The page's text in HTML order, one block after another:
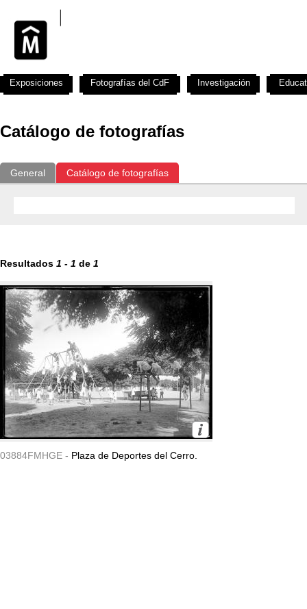
Catálogo de fotografías
General Catálogo de fotografías
Resultados 1 - 1 de 1
03884FMHGE - Plaza de Deportes del Cerro.
Exposiciones Fotografías del CdF Investigación